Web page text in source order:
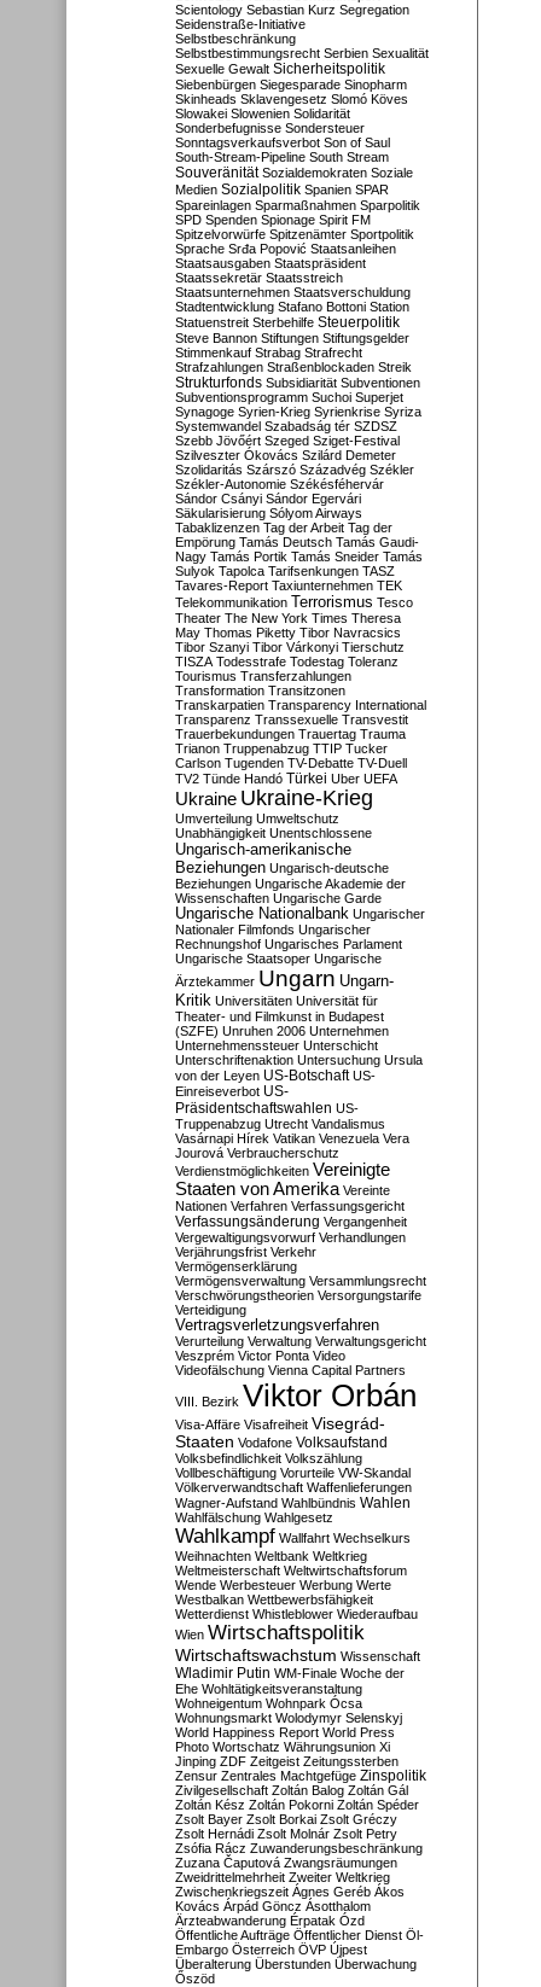
Scientology Sebastian Kurz Segregation
Seidenstraße-Initiative
Selbstbeschränkung
Selbstbestimmungsrecht Serbien Sexualität
Sexuelle Gewalt Sicherheitspolitik
Siebenbürgen Siegesparade Sinopharm
Skinheads Sklavengesetz Slomó Köves
Slowakei Slowenien Solidarität
Sonderbefugnisse Sondersteuer
Sonntagsverkaufsverbot Son of Saul
South-Stream-Pipeline South Stream
Souveränität Sozialdemokraten Soziale
Medien Sozialpolitik Spanien SPAR
Spareinlagen Sparmaßnahmen Sparpolitik
SPD Spenden Spionage Spirit FM
Spitzelvorwürfe Spitzenämter Sportpolitik
Sprache Srđa Popović Staatsanleihen
Staatsausgaben Staatspräsident
Staatssekretär Staatsstreich
Staatsunternehmen Staatsverschuldung
Stadtentwicklung Stafano Bottoni Station
Statuenstreit Sterbehilfe Steuerpolitik
Steve Bannon Stiftungen Stiftungsgelder
Stimmenkauf Strabag Strafrecht
Strafzahlungen Straßenblockaden Streik
Strukturfonds Subsidiarität Subventionen
Subventionsprogramm Suchoi Superjet
Synagoge Syrien-Krieg Syrienkrise Syriza
Systemwandel Szabadság tér SZDSZ
Szebb Jövőért Szeged Sziget-Festival
Szilveszter Ókovács Szilárd Demeter
Szolidaritás Szárszó Századvég Székler
Székler-Autonomie Székésféhervár
Sándor Csányi Sándor Egervári
Säkularisierung Sólyom Airways
Tabaklizenzen Tag der Arbeit Tag der
Empörung Tamás Deutsch Tamás Gaudi-
Nagy Tamás Portik Tamás Sneider Tamás
Sulyok Tapolca Tarifsenkungen TASZ
Tavares-Report Taxiunternehmen TEK
Telekommunikation Terrorismus Tesco
Theater The New York Times Theresa
May Thomas Piketty Tibor Navracsics
Tibor Szanyi Tibor Várkonyi Tierschutz
TISZA Todesstrafe Todestag Toleranz
Tourismus Transferzahlungen
Transformation Transitzonen
Transkarpatien Transparency International
Transparenz Transsexuelle Transvestit
Trauerbekundungen Trauertag Trauma
Trianon Truppenabzug TTIP Tucker
Carlson Tugenden TV-Debatte TV-Duell
TV2 Tünde Handó Türkei Uber UEFA
Ukraine Ukraine-Krieg
Umverteilung Umweltschutz
Unabhängigkeit Unentschlossene
Ungarisch-amerikanische
Beziehungen Ungarisch-deutsche
Beziehungen Ungarische Akademie der
Wissenschaften Ungarische Garde
Ungarische Nationalbank Ungarischer
Nationaler Filmfonds Ungarischer
Rechnungshof Ungarisches Parlament
Ungarische Staatsoper Ungarische
Ärztekammer Ungarn Ungarn-
Kritik Universitäten Universität für
Theater- und Filmkunst in Budapest
(SZFE) Unruhen 2006 Unternehmen
Unternehmenssteuer Unterschicht
Unterschriftenaktion Untersuchung Ursula
von der Leyen US-Botschaft US-
Einreiseverbot US-
Präsidentschaftswahlen US-
Truppenabzug Utrecht Vandalismus
Vasárnapi Hírek Vatikan Venezuela Vera
Jourová Verbraucherschutz
Verdienstmöglichkeiten Vereinigte
Staaten von Amerika Vereinte
Nationen Verfahren Verfassungsgericht
Verfassungsänderung Vergangenheit
Vergewaltigungsvorwurf Verhandlungen
Verjährungsfrist Verkehr
Vermögenserklärung
Vermögensverwaltung Versammlungsrecht
Verschwörungstheorien Versorgungstarife
Verteidigung
Vertragsverletzungsverfahren
Verurteilung Verwaltung Verwaltungsgericht
Veszprém Victor Ponta Video
Videofälschung Vienna Capital Partners
VIII. Bezirk Viktor Orbán
Visa-Affäre Visafreiheit Visegrád-
Staaten Vodafone Volksaufstand
Volksbefindlichkeit Volkszählung
Vollbeschäftigung Vorurteile VW-Skandal
Völkerverwandtschaft Waffenlieferungen
Wagner-Aufstand Wahlbündnis Wahlen
Wahlfälschung Wahlgesetz
Wahlkampf Wallfahrt Wechselkurs
Weihnachten Weltbank Weltkrieg
Weltmeisterschaft Weltwirtschaftsforum
Wende Werbesteuer Werbung Werte
Westbalkan Wettbewerbsfähigkeit
Wetterdienst Whistleblower Wiederaufbau
Wien Wirtschaftspolitik
Wirtschaftswachstum Wissenschaft
Wladimir Putin WM-Finale Woche der
Ehe Wohltätigkeitsveranstaltung
Wohneigentum Wohnpark Ócsa
Wohnungsmarkt Wolodymyr Selenskyj
World Happiness Report World Press
Photo Wortschatz Währungsunion Xi
Jinping ZDF Zeitgeist Zeitungssterben
Zensur Zentrales Machtgefüge Zinspolitik
Zivilgesellschaft Zoltán Balog Zoltán Gál
Zoltán Kész Zoltán Pokorni Zoltán Spéder
Zsolt Bayer Zsolt Borkai Zsolt Gréczy
Zsolt Hernádi Zsolt Molnár Zsolt Petry
Zsófia Rácz Zuwanderungsbeschränkung
Zuzana Čaputová Zwangsräumungen
Zweidrittelmehrheit Zweiter Weltkrieg
Zwischenkriegszeit Ágnes Geréb Ákos
Kovács Árpád Göncz Ásotthalom
Ärzteabwanderung Érpatak Ózd
Öffentliche Aufträge Öffentlicher Dienst Öl-
Embargo Österreich ÖVP Újpest
Überalterung Überstunden Überwachung
Őszöd